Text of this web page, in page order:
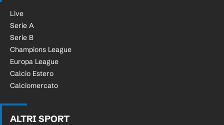
Live
Serie A
Serie B
Champions League
Europa League
Calcio Estero
Calciomercato
ALTRI SPORT